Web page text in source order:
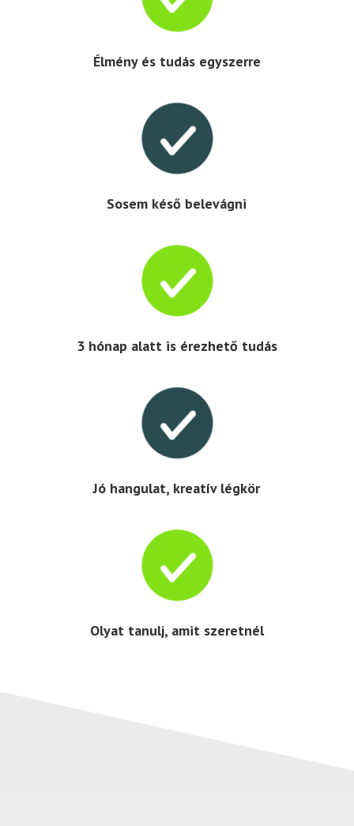
Élmény és tudás egyszerre

Sosem késő belevágni

3 hónap alatt is érezhető tudás

Jó hangulat, kreatív légkör

Olyat tanulj, amit szeretnél